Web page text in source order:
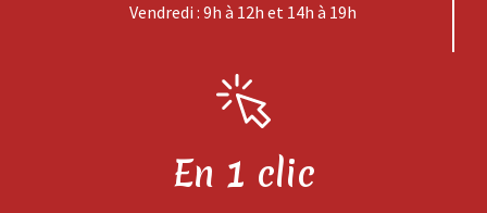
Vendredi : 9h à 12h et 14h à 19h
En 1 clic